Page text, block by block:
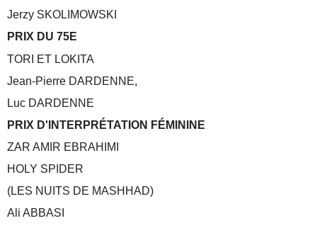
Jerzy SKOLIMOWSKI
PRIX DU 75E
TORI ET LOKITA
Jean-Pierre DARDENNE,
Luc DARDENNE
PRIX D'INTERPRÉTATION FÉMININE
ZAR AMIR EBRAHIMI
HOLY SPIDER
(LES NUITS DE MASHHAD)
Ali ABBASI